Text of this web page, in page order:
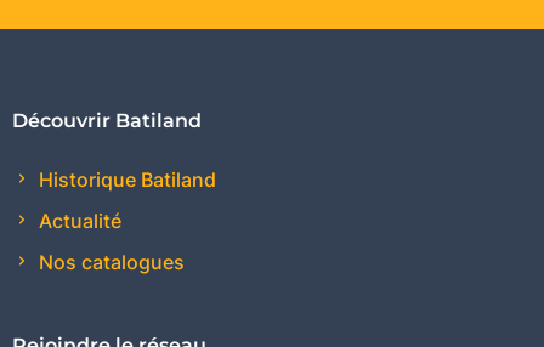
Découvrir Batiland
Historique Batiland
Actualité
Nos catalogues